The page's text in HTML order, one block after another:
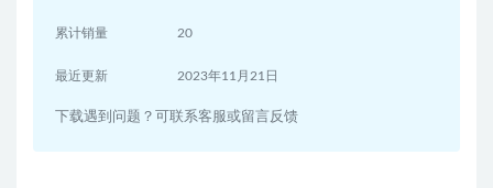
累计销量 20
最近更新 2023年11月21日
下载遇到问题？可联系客服或留言反馈